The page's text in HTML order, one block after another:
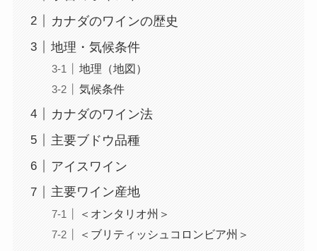
カナダのワインの歴史
地理・気候条件
地理（地図）
気候条件
カナダのワイン法
主要ブドウ品種
アイスワイン
主要ワイン産地
＜オンタリオ州＞
＜ブリティッシュコロンビア州＞